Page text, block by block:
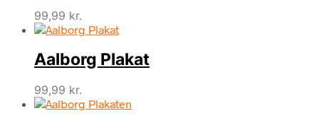
99,99 kr.
Aalborg Plakat
99,99 kr.